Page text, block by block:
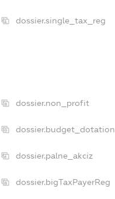
dossier.single_tax_reg
dossier.non_profit
dossier.budget_dotation
dossier.palne_akciz
dossier.bigTaxPayerReg